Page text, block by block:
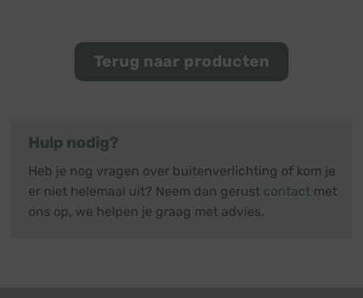
Terug naar producten
Hulp nodig?
Heb je nog vragen over buitenverlichting of kom je
er niet helemaal uit? Neem dan gerust contact met
ons op, we helpen je graag met advies.